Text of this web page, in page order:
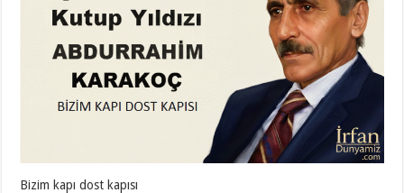
Bizim kapı dost kapısı